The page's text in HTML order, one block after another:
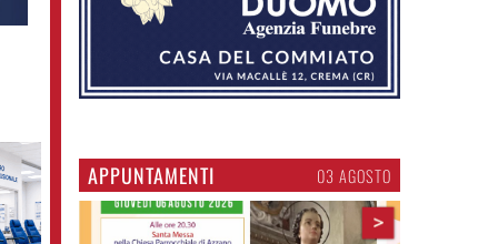
APPUNTAMENTI 03 AGOSTO
>